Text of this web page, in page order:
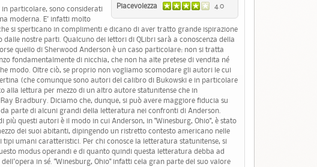
Piacevolezza
4.0
particolare, sono considerati
moderna. E' infatti molto
si sperticano in complimenti e dicano di aver tratto grande ispirazione
nostre parti. Qualcuno dei lettori di QLibri sarà a conoscenza della
quello di Sherwood Anderson è un caso particolare: non si tratta
fondamentalmente di nicchia, che non ha alte pretese di vendita né
modo. Oltre ciò, se proprio non vogliamo scomodare gli autori le cui
(che comunque sono autori del calibro di Bukowski e in particolare
alla lettura per mezzo di un altro autore statunitense che in
Bradbury. Diciamo che, dunque, si può avere maggiore fiducia su
parte di alcuni grandi della letteratura nei confronti di Anderson.
questi autori è il modo in cui Anderson, in "Winesburg, Ohio", è stato
dei suoi abitanti, dipingendo un ristretto contesto americano nelle
tipi umani caratteristici. Per chi conosce la letteratura statunitense, si
modus operandi e di quanto quindi questa letteratura debba ad
in sé. "Winesburg, Ohio" infatti cela gran parte del suo valore